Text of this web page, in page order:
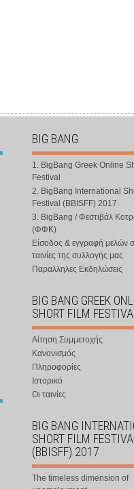
BIG BANG
1. BigBang Greek Online
Festival
2. BigBang International
Festival (BBISFF) 2017
3. BigBang / Φεστιβάλ
(ΦΦΚ)
Είσοδος & εγγραφή μελών
ταινίες της συλλογής μας
Παραλληλες Εκδηλώσεις
BIG BANG GREEK
SHORT FILM FESTIVAL
Αίτηση Συμμετοχής
Κανονισμός
Πληροφορίες
Ιστορικό
Οι ταινίες
BIG BANG
SHORT FILM FESTIVAL
(BBISFF) 2017
The timeless dimension of